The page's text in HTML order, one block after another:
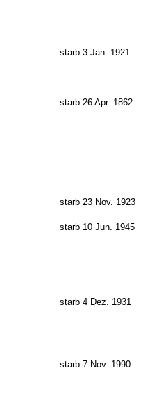
starb 3 Jan. 1921
starb 26 Apr. 1862
starb 23 Nov. 1923
starb 10 Jun. 1945
starb 4 Dez. 1931
starb 7 Nov. 1990